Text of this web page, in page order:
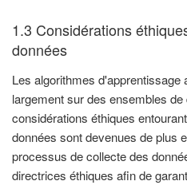
1.3 Considérations
données
Les algorithmes d'apprentissage
largement sur des ensembles
considérations éthiques
données sont devenues de plus
processus de collecte des
directrices éthiques afin de